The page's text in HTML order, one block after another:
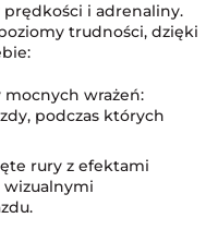
prędkości i adrenaliny.
trudności, dzięki
mocnych wrażeń:
podczas których
rury z efektami